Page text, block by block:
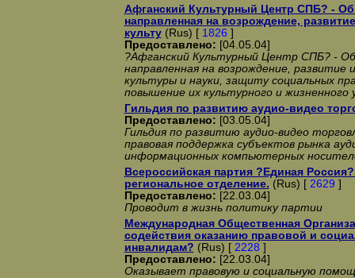
Афганский Культурный Центр СПБ? -
направленная на возрождение,
культу(Rus) [ 1826 ]
Предоставлено: [04.05.04]
?Афганский Культурный Центр СПБ? -
направленная на возрождение, развитие
культуры и науки, защиту социальных
повышение их культурного и жизненного
Гильдия по развитию аудио-видео
Предоставлено: [03.05.04]
Гильдия по развитию аудио-видео
правовая поддержка субъектов рынка
информационных компьютерных
Всероссийская партия ?Единая
региональное отделение. (Rus) [ 2629 ]
Предоставлено: [22.03.04]
Проводит в жизнь политику партии
Международная Общественная
содействия оказанию правовой и
инвалидам? (Rus) [ 2228 ]
Предоставлено: [22.03.04]
Оказывает правовую и социальную